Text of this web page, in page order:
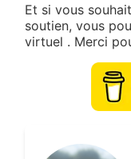
Et si vous
soutien, vous
virtuel . Merci